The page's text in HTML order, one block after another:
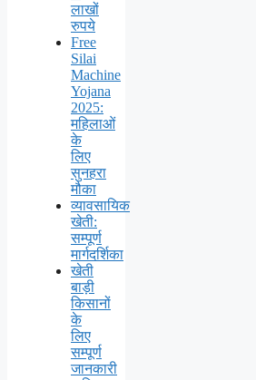
लाखों
रुपये
Free
Silai
Machine
Yojana
2025:
महिलाओं
के
लिए
सुनहरा
मौका
व्यावसायिक
खेती:
सम्पूर्ण
मार्गदर्शिका
खेती
बाड़ी
किसानों
के
लिए
सम्पूर्ण
जानकारी